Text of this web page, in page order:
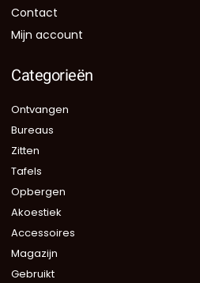
Contact
Mijn account
Categorieën
Ontvangen
Bureaus
Zitten
Tafels
Opbergen
Akoestiek
Accessoires
Magazijn
Gebruikt